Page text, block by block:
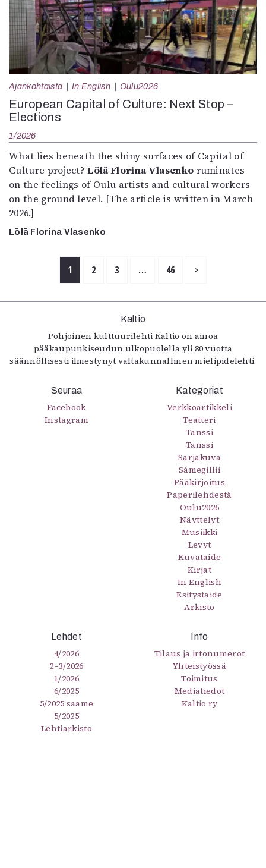
Ajankohtaista In English Oulu2026
European Capital of Culture: Next Stop –
Elections
1/2026
What lies beneath the shiny surfaces of Capital of
Culture project?Lölä Florina Vlasenko ruminates
on the feelings of Oulu artists and cultural workers
on the ground level. [The article is written in March
2026.]
Lölä Florina Vlasenko
1 2 3 … 46 >
Kaltio
Pohjoinen kulttuurilehti Kaltio on ainoa
pääkaupunkiseudun ulkopuolella yli 80 vuotta
säännöllisesti ilmestynyt valtakunnallinen mielipidelehti.
Seuraa
Facebook
Instagram
Kategoriat
Verkkoartikkeli
Teatteri
Tanssi
Tanssi
Sarjakuva
Sámegillii
Pääkirjoitus
Paperilehdestä
Oulu2026
Näyttelyt
Musiikki
Levyt
Kuvataide
Kirjat
In English
Esitystaide
Arkisto
Lehdet
4/2026
2–3/2026
1/2026
6/2025
5/2025 saame
5/2025
Lehtiarkisto
Info
Tilaus ja irtonumerot
Yhteistyössä
Toimitus
Mediatiedot
Kaltio ry